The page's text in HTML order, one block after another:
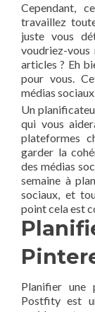
Cependant,
travaillez
juste vous
voudriez-
articles ? Eh
pour vous.
médias
Un
qui vous
plateformes
garder la
des médias
semaine à
sociaux, et
point cela est
Planifier une
Postfity est